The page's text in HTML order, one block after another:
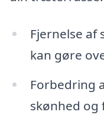
Fjernelse af
kan gøre
Forbedring
skønhed og